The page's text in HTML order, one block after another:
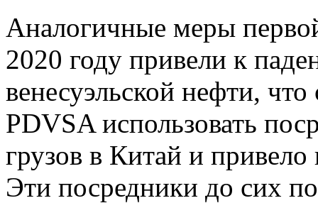
Аналогичные меры
2020 году привели к
венесуэльской нефти,
PDVSA использовать
грузов в Китай и
Эти посредники до сих